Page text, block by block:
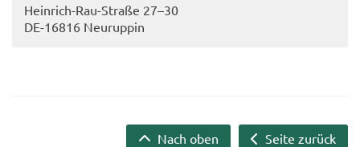
Heinrich-​Rau-Straße 27–30
DE-​16816 Neu­rup­pin
Seite zurück
Nach oben